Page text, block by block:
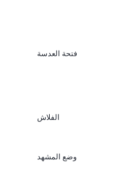
فتحة العدسة
الفلاش
وضع المشهد